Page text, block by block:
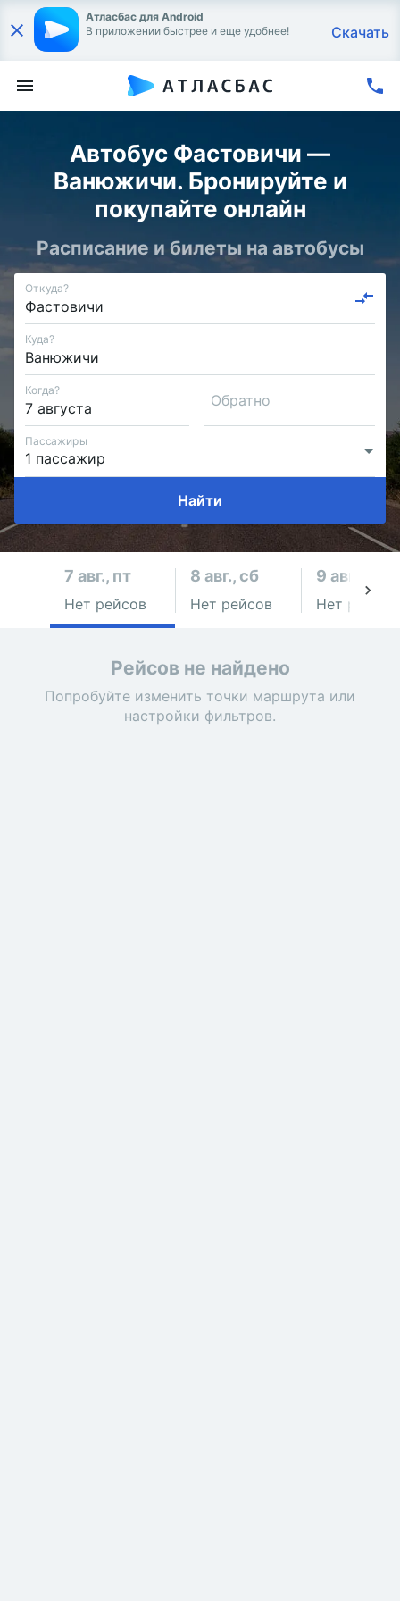
Атласбас для Android
В приложении быстрее и еще удобнее!
Скачать
Автобус Фастовичи —
Ванюжичи. Бронируйте и
покупайте онлайн
Расписание и билеты на автобусы
Откуда?
Куда?
Когда?
Обратно
Пассажиры
Найти
7 авг., пт
Нет рейсов
8 авг., сб
Нет рейсов
9 авг., вс
Нет рейсов
Рейсов не найдено
Попробуйте изменить точки маршрута или
настройки фильтров.